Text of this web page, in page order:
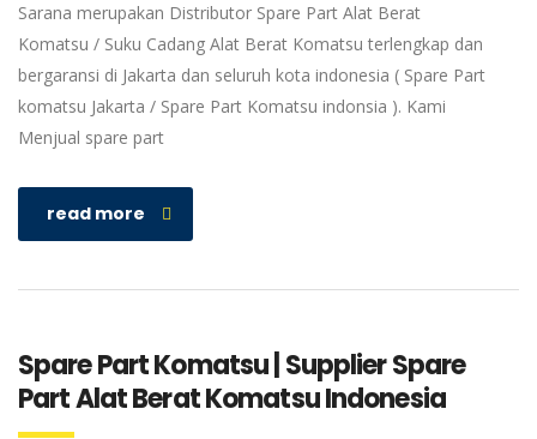
Sarana merupakan Distributor Spare Part Alat Berat
Komatsu / Suku Cadang Alat Berat Komatsu terlengkap dan
bergaransi di Jakarta dan seluruh kota indonesia ( Spare Part
komatsu Jakarta / Spare Part Komatsu indonsia ). Kami
Menjual spare part
read more
Spare Part Komatsu | Supplier Spare
Part Alat Berat Komatsu Indonesia